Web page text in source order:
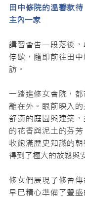
田中修院的溫馨款
主內一家
講習會告一段落後
停歇，隨即前往田
訪。
一踏進修女會院，
離在外。眼前映入
舒適的庭園與建築
的花香與泥土的芬
收飽滿歷史知識的
得到了極大的放鬆與
修女們展現了修會傳
早已精心準備了豐